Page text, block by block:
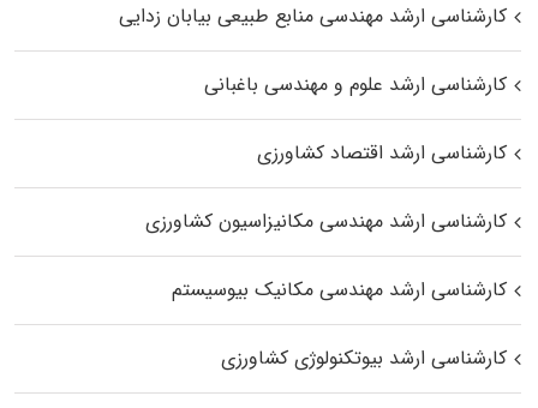
کارشناسی ارشد مهندسی منابع طبیعی بیابان زدایی
کارشناسی ارشد علوم و مهندسی باغبانی
کارشناسی ارشد اقتصاد کشاورزی
کارشناسی ارشد مهندسی مکانیزاسیون کشاورزی
کارشناسی ارشد مهندسی مکانیک بیوسیستم
کارشناسی ارشد بیوتکنولوژی کشاورزی